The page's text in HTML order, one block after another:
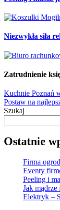
Niezwykła siła
Zatrudnienie
Nawigacja
wpisu
Kuchnie Poznań
Postaw na
Szukaj
Ostatnie
Firma
Eventy
Peeling i
Jak
Elektryk –